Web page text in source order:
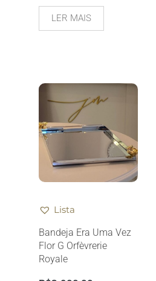
LER MAIS
Lista
Bandeja Era Uma Vez
Flor G Orfèvrerie
Royale